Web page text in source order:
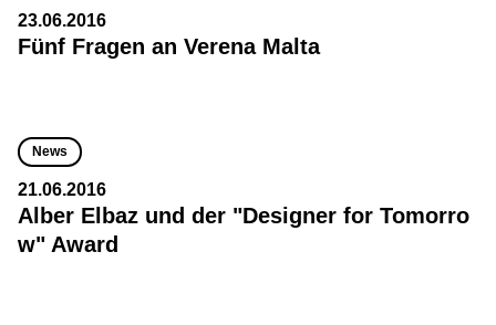
23.06.2016
Fünf Fragen an Verena Malta
News
21.06.2016
Alber Elbaz und der "Designer for Tomorro
w" Award